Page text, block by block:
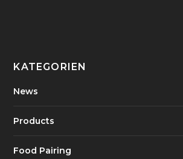
KATEGORIEN
News
Products
Food Pairing